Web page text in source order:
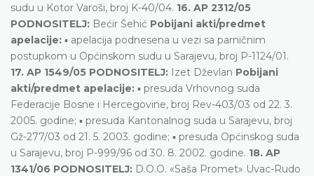
sudu u Kotor Varoši, broj K-40/04. 16. AP 2312/05
PODNOSITELJ: Bećir Šehić Pobijani akti/predmet
apelacije: ▪ apelacija podnesena u vezi sa parničnim
postupkom u Općinskom sudu u Sarajevu, broj P-1124/01.
17. AP 1549/05 PODNOSITELJ: Izet Dževlan Pobijani
akti/predmet apelacije: ▪ presuda Vrhovnog suda
Federacije Bosne i Hercegovine, broj Rev-403/03 od 22. 3.
2005. godine; ▪ presuda Kantonalnog suda u Sarajevu, broj
Gž-277/03 od 21. 5. 2003. godine; ▪ presuda Općinskog suda
u Sarajevu, broj P-999/96 od 30. 8. 2002. godine. 18. AP
1341/06 PODNOSITELJ: D.O.O. «Saša Promet» Uvac-Rudo